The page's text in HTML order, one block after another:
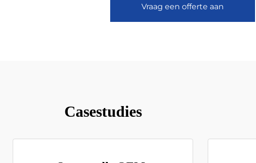
Vraag een offerte aan
Casestudies